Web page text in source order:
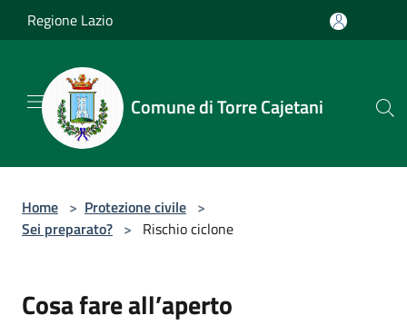
Salta al contenuto principale
Regione Lazio
Comune di Torre Cajetani
Home > Protezione civile >
Sei preparato? > Rischio ciclone
Cosa fare all’aperto